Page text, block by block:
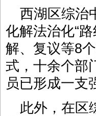
西湖区综治
化解法治化“
解、复议等8
式，十余个部
员已形成一支
此外，在区